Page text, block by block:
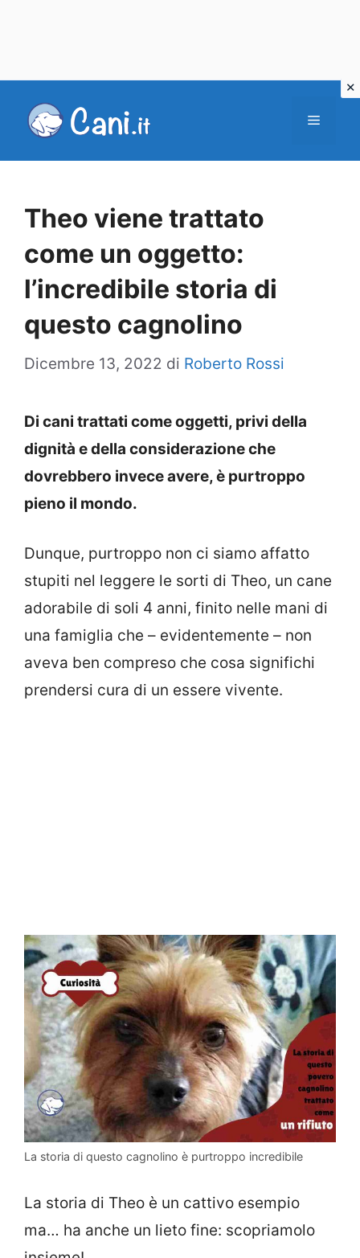
Menu
Theo viene trattato
come un oggetto:
l’incredibile storia di
questo cagnolino
Dicembre 13, 2022 di Roberto Rossi
Di cani trattati come oggetti, privi della
dignità e della considerazione che
dovrebbero invece avere, è purtroppo
pieno il mondo.
Dunque, purtroppo non ci siamo affatto
stupiti nel leggere le sorti di Theo, un cane
adorabile di soli 4 anni, finito nelle mani di
una famiglia che – evidentemente – non
aveva ben compreso che cosa significhi
prendersi cura di un essere vivente.
La storia di questo cagnolino è purtroppo incredibile
La storia di Theo è un cattivo esempio
ma… ha anche un lieto fine: scopriamolo